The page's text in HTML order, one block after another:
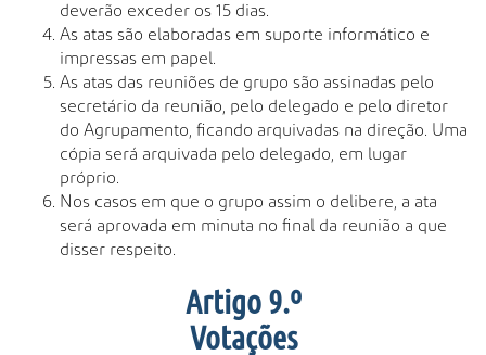
deverão exceder os 15 dias.
As atas são elaboradas em suporte informático e
impressas em papel.
As atas das reuniões de grupo são assinadas pelo
secretário da reunião, pelo delegado e pelo diretor
do Agrupamento, ficando arquivadas na direção. Uma
cópia será arquivada pelo delegado, em lugar
próprio.
Nos casos em que o grupo assim o delibere, a ata
será aprovada em minuta no final da reunião a que
disser respeito.
Artigo 9.º
Votações